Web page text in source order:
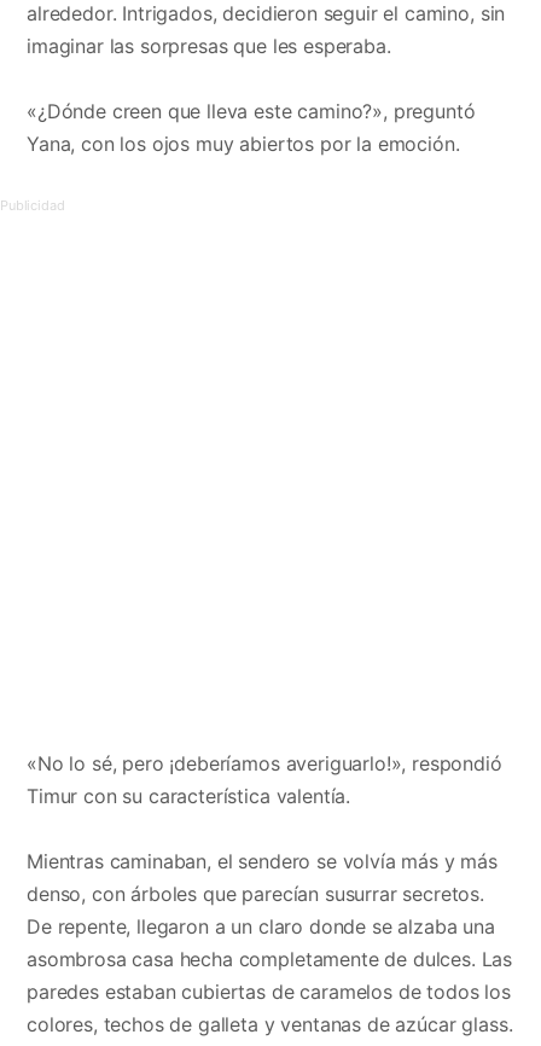
alrededor. Intrigados, decidieron seguir el camino, sin
imaginar las sorpresas que les esperaba.
«¿Dónde creen que lleva este camino?», preguntó
Yana, con los ojos muy abiertos por la emoción.
«No lo sé, pero ¡deberíamos averiguarlo!», respondió
Timur con su característica valentía.
Mientras caminaban, el sendero se volvía más y más
denso, con árboles que parecían susurrar secretos.
De repente, llegaron a un claro donde se alzaba una
asombrosa casa hecha completamente de dulces. Las
paredes estaban cubiertas de caramelos de todos los
colores, techos de galleta y ventanas de azúcar glass.